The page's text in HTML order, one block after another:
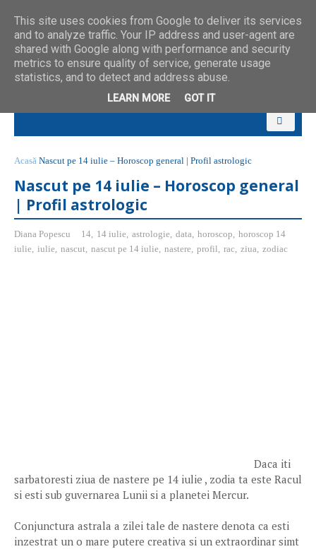
Acasă Nascut pe 14 iulie – Horoscop general | Profil astrologic
Nascut pe 14 iulie – Horoscop general
| Profil astrologic
Diana Popescu 14, 14 iulie, astrologie, data, horoscop, horoscop 14
iulie, iulie, nascut, nascut pe 14 iulie, nastere, profil, rac, ziua, zodiac
Daca iti
sarbatoresti ziua de nastere pe 14 iulie , zodia ta este Racul
si esti sub guvernarea Lunii si a planetei Mercur.
Conjunctura astrala a zilei tale de nastere denota ca esti
inzestrat un o mare putere creativa si un extraordinar simt
This site uses cookies from Google to deliver its services
and to analyze traffic. Your IP address and user-agent are
shared with Google along with performance and security
metrics to ensure quality of service, generate usage
statistics, and to detect and address abuse.
LEARN MORE GOT IT